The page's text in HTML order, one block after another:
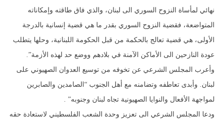
نهائي لمأساة النزوح السوري الى لبنان، والذي فاق طاقته وإمكاناته
المتواضعة، فقضية النزوح السوري بقدر ما هي قضية إنسانية بالدرجة
الأولى، هي قضية تعالج بالحكمة من قبل الحكومة اللبنانية، وحلها يتطلب
عودة النازحين الى الأماكن الآمنة في بلادهم ووضع حد لهذه الأزمة”.
وأعرب المجلس الشرعي عن تخوفه من توسيع العدوان الصهيوني على
لبنان. وأبدى تعاطفه وتضامنه مع أهل الجنوب “الصامدين والصابرين
لمواجهة الأفعال والنوايا الصهيونية تجاه لبنان وجنوبه” .
ودعا المجلس الشرعي الى تعزيز وحدة الشعب الفلسطيني لاستعادة حقه